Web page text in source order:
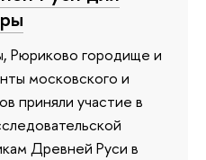
Рюриково городище и
московского и
приняли участие в
Древней Руси в